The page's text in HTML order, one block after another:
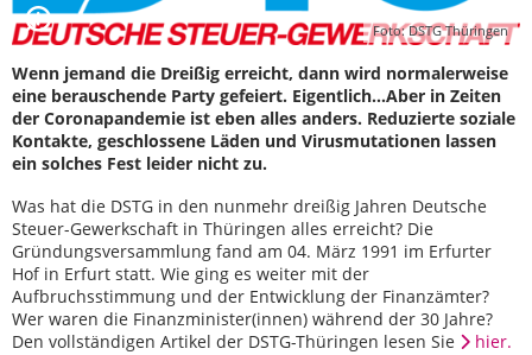
Foto: DSTG Thüringen
Wenn jemand die Dreißig erreicht, dann wird normalerweise
eine berauschende Party gefeiert. Eigentlich…Aber in Zeiten
der Coronapandemie ist eben alles anders. Reduzierte soziale
Kontakte, geschlossene Läden und Virusmutationen lassen
ein solches Fest leider nicht zu.
Was hat die DSTG in den nunmehr dreißig Jahren Deutsche
Steuer-Gewerkschaft in Thüringen alles erreicht? Die
Gründungsversammlung fand am 04. März 1991 im Erfurter
Hof in Erfurt statt. Wie ging es weiter mit der
Aufbruchsstimmung und der Entwicklung der Finanzämter?
Wer waren die Finanzminister(innen) während der 30 Jahre?
Den vollständigen Artikel der DSTG-Thüringen lesen Sie
hier.